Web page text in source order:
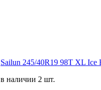
Sailun 245/40R19 98T XL Ice
в наличии 2 шт.